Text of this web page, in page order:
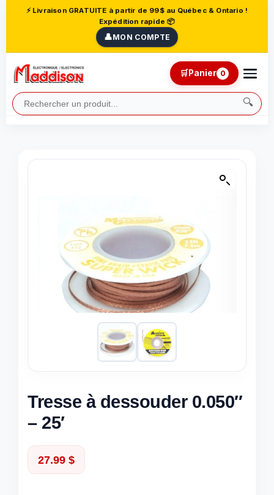
⚡ Livraison GRATUITE à partir de 99$ au Québec & Ontario !
Expédition rapide 📦
👤MON COMPTE
🔍
🛒Panier 0
Tresse à dessouder 0.050″
– 25′
27.99 $